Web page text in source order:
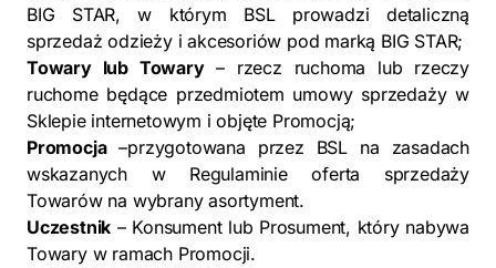
BIG STAR, w którym BSL prowadzi detaliczną
sprzedaż odzieży i akcesoriów pod marką BIG STAR;
Towary lub Towary– rzecz ruchoma lub rzeczy
ruchome będące przedmiotem umowy sprzedaży w
Sklepie internetowym i objęte Promocją;
Promocja–przygotowana przez BSL na zasadach
wskazanych w Regulaminie oferta sprzedaży
Towarów na wybrany asortyment.
Uczestnik – Konsument lub Prosument, który nabywa
Towary w ramach Promocji.